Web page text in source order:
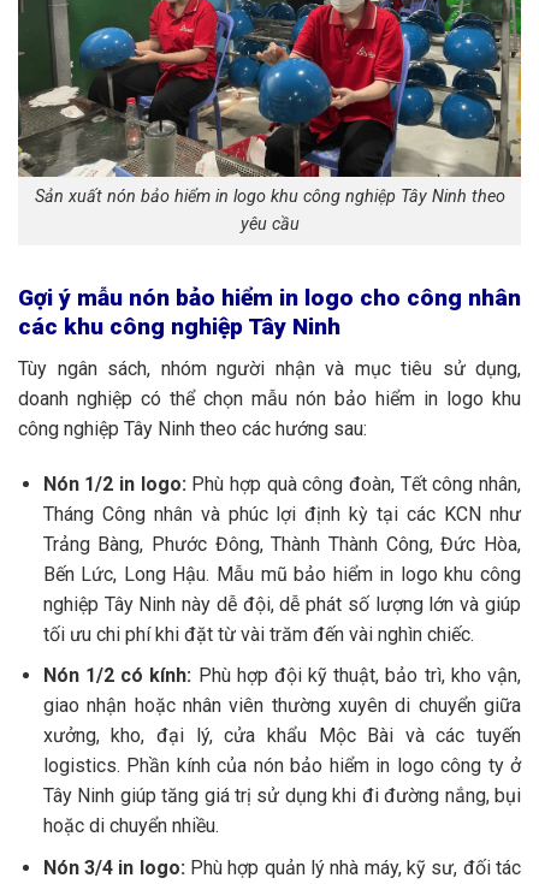
Sản xuất nón bảo hiểm in logo khu công nghiệp Tây Ninh theo
yêu cầu
Gợi ý mẫu nón bảo hiểm in logo cho công nhân
các khu công nghiệp Tây Ninh
Tùy ngân sách, nhóm người nhận và mục tiêu sử dụng,
doanh nghiệp có thể chọn mẫu nón bảo hiểm in logo khu
công nghiệp Tây Ninh theo các hướng sau:
Nón 1/2 in logo: Phù hợp quà công đoàn, Tết công nhân,
Tháng Công nhân và phúc lợi định kỳ tại các KCN như
Trảng Bàng, Phước Đông, Thành Thành Công, Đức Hòa,
Bến Lức, Long Hậu. Mẫu mũ bảo hiểm in logo khu công
nghiệp Tây Ninh này dễ đội, dễ phát số lượng lớn và giúp
tối ưu chi phí khi đặt từ vài trăm đến vài nghìn chiếc.
Nón 1/2 có kính: Phù hợp đội kỹ thuật, bảo trì, kho vận,
giao nhận hoặc nhân viên thường xuyên di chuyển giữa
xưởng, kho, đại lý, cửa khẩu Mộc Bài và các tuyến
logistics. Phần kính của nón bảo hiểm in logo công ty ở
Tây Ninh giúp tăng giá trị sử dụng khi đi đường nắng, bụi
hoặc di chuyển nhiều.
Nón 3/4 in logo: Phù hợp quản lý nhà máy, kỹ sư, đối tác